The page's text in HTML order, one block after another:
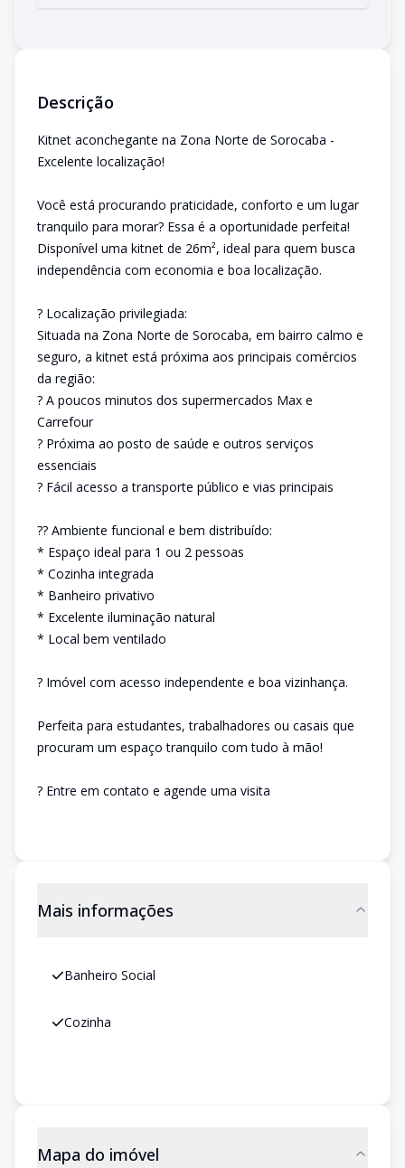
Descrição
Kitnet aconchegante na Zona Norte de Sorocaba -
Excelente localização!
Você está procurando praticidade, conforto e um lugar
tranquilo para morar? Essa é a oportunidade perfeita!
Disponível uma kitnet de 26m², ideal para quem busca
independência com economia e boa localização.
? Localização privilegiada:
Situada na Zona Norte de Sorocaba, em bairro calmo e
seguro, a kitnet está próxima aos principais comércios
da região:
? A poucos minutos dos supermercados Max e
Carrefour
? Próxima ao posto de saúde e outros serviços
essenciais
? Fácil acesso a transporte público e vias principais
?? Ambiente funcional e bem distribuído:
* Espaço ideal para 1 ou 2 pessoas
* Cozinha integrada
* Banheiro privativo
* Excelente iluminação natural
* Local bem ventilado
? Imóvel com acesso independente e boa vizinhança.
Perfeita para estudantes, trabalhadores ou casais que
procuram um espaço tranquilo com tudo à mão!
? Entre em contato e agende uma visita
Mais informações
Banheiro Social
Cozinha
Mapa do imóvel